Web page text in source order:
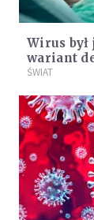
Wirus
wariant
ŚWIAT